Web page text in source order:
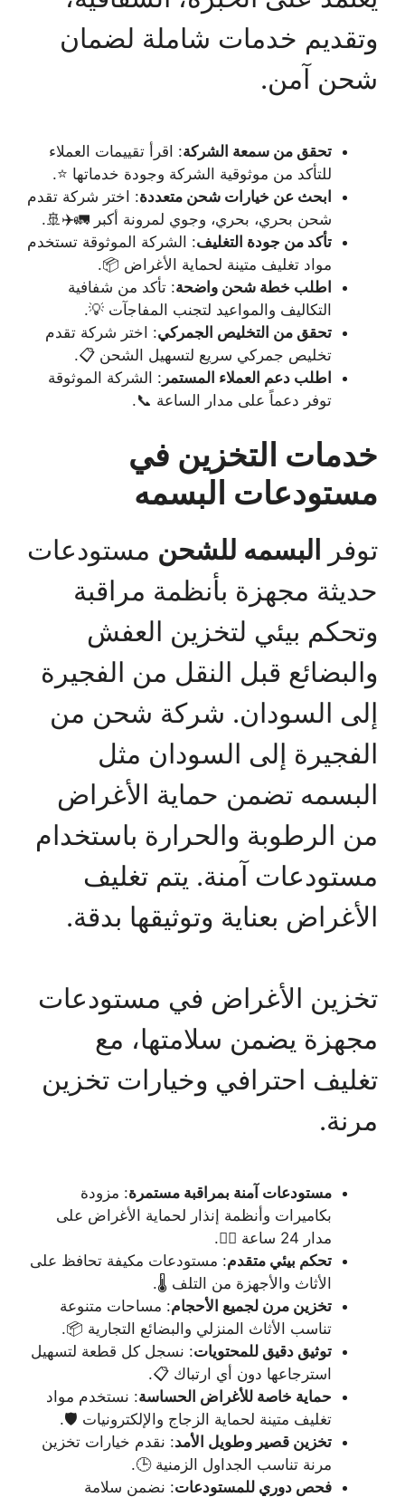
وتقديم خدمات شاملة لضمان
شحن آمن.
تحقق من سمعة الشركة: اقرأ تقييمات العملاء
للتأكد من موثوقية الشركة وجودة خدماتها ⭐.
ابحث عن خيارات شحن متعددة: اختر شركة تقدم
شحن بحري، بحري، وجوي لمرونة أكبر 🚛✈️🚢.
تأكد من جودة التغليف: الشركة الموثوقة تستخدم
مواد تغليف متينة لحماية الأغراض 📦.
اطلب خطة شحن واضحة: تأكد من شفافية
التكاليف والمواعيد لتجنب المفاجآت 💡.
تحقق من التخليص الجمركي: اختر شركة تقدم
تخليص جمركي سريع لتسهيل الشحن 📋.
اطلب دعم العملاء المستمر : الشركة الموثوقة
توفر دعماً على مدار الساعة 📞.
خدمات التخزين في
مستودعات البسمه
توفر البسمه للشحن مستودعات
حديثة مجهزة بأنظمة مراقبة
وتحكم بيئي لتخزين العفش
والبضائع قبل النقل من الفجيرة
إلى السودان. شركة شحن من
الفجيرة إلى السودان مثل
البسمه تضمن حماية الأغراض
من الرطوبة والحرارة باستخدام
مستودعات آمنة. يتم تغليف
الأغراض بعناية وتوثيقها بدقة.
تخزين الأغراض في مستودعات
مجهزة يضمن سلامتها، مع
تغليف احترافي وخيارات تخزين
مرنة.
مستودعات آمنة بمراقبة مستمرة: مزودة
بكاميرات وأنظمة إنذار لحماية الأغراض على
مدار 24 ساعة 🕵️‍♂️.
تحكم بيئي متقدم: مستودعات مكيفة تحافظ على
الأثاث والأجهزة من التلف 🌡️.
تخزين مرن لجميع الأحجام: مساحات متنوعة
تناسب الأثاث المنزلي والبضائع التجارية 📦.
توثيق دقيق للمحتويات: نسجل كل قطعة لتسهيل
استرجاعها دون أي ارتباك 📋.
حماية خاصة للأغراض الحساسة: نستخدم مواد
تغليف متينة لحماية الزجاج والإلكترونيات 🛡️.
تخزين قصير وطويل الأمد: نقدم خيارات تخزين
مرنة تناسب الجداول الزمنية 🕒.
فحص دوري للمستودعات: نضمن سلامة